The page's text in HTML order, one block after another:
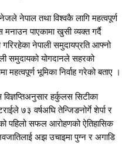
नेपाल तथा विश्वकै लागि महत्वपूर्ण
पाएकामा खुसी व्यक्त गर्दै
नेपाली समुदायप्रति आफ्नो
समुदायको योगदानले सहरको
भूमिका निर्वाह गरेको बताए ।
हर्कुलस सिटीका
७३ वर्षअघि तेन्जिङनोर्गे शेर्पा र
पहिलो सफल आरोहणको ऐतिहासिक
अझ उचाइमा पुग्न र अगाडि